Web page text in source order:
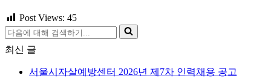
Post Views: 45
다
음
에
최신 글
서울시자살예방센터 2026년 제7차 인력채용 공고